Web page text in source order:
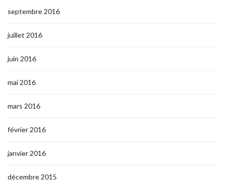
septembre 2016
juillet 2016
juin 2016
mai 2016
mars 2016
février 2016
janvier 2016
décembre 2015